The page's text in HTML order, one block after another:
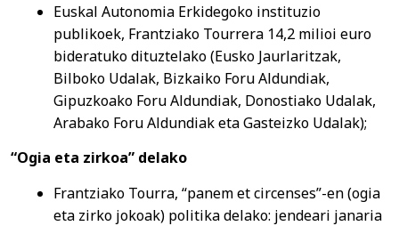
Euskal Autonomia Erkidegoko instituzio
publikoek, Frantziako Tourrera 14,2 milioi euro
bideratuko dituztelako (Eusko Jaurlaritzak,
Bilboko Udalak, Bizkaiko Foru Aldundiak,
Gipuzkoako Foru Aldundiak, Donostiako Udalak,
Arabako Foru Aldundiak eta Gasteizko Udalak);
“Ogia eta zirkoa” delako
Frantziako Tourra, “panem et circenses”-en (ogia
eta zirko jokoak) politika delako: jendeari janaria